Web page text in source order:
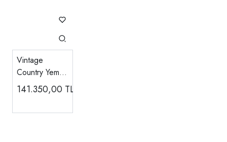
Vintage
Country Yemek
Odası
141.350,00 TL